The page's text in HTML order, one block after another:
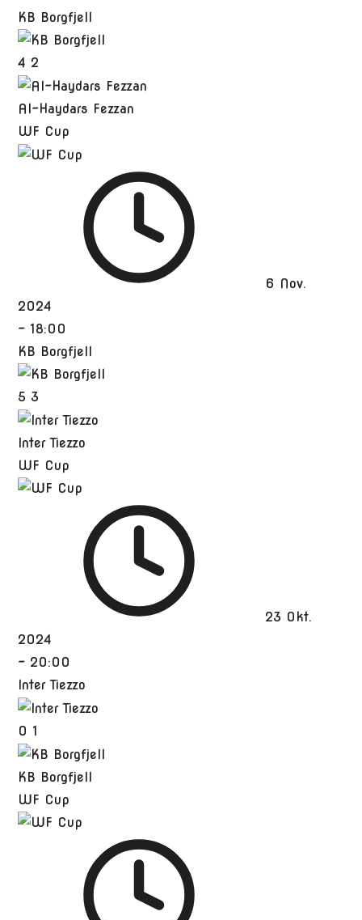
KB Borgfjell
4 2
Al-Haydars Fezzan
WF Cup
6 Nov.
2024
- 18:00
KB Borgfjell
5 3
Inter Tiezzo
WF Cup
23 Okt.
2024
- 20:00
Inter Tiezzo
0 1
KB Borgfjell
WF Cup